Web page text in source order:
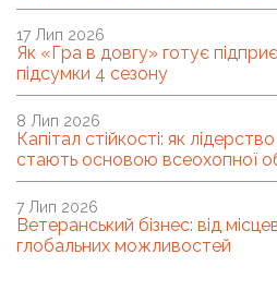
Як «Гра в довгу» готує
підсумки 4 сезону
17 Лип 2026
Капітал стійкості: як
стають основою всеохопної
8 Лип 2026
Ветеранський бізнес: від
глобальних можливостей
7 Лип 2026